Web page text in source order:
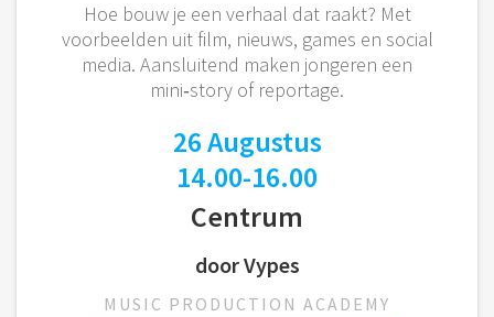
Hoe bouw je een verhaal dat raakt? Met
voorbeelden uit film, nieuws, games en social
media. Aansluitend maken jongeren een
mini‑story of reportage.
26 Augustus
14.00-16.00
Centrum
door Vypes
MUSIC PRODUCTION ACADEMY